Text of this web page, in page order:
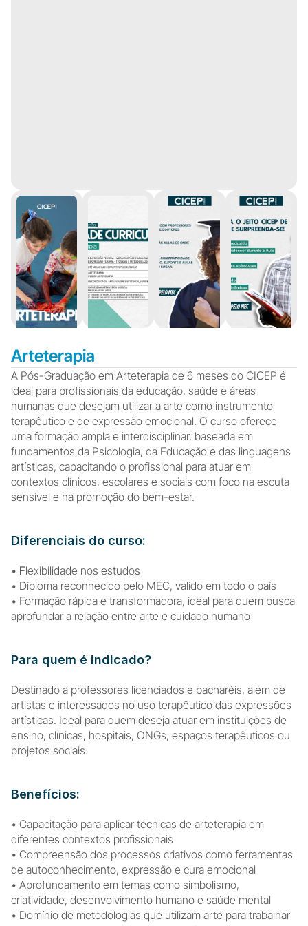
Arteterapia
A Pós-Graduação em Arteterapia de 6 meses do CICEP é
ideal para profissionais da educação, saúde e áreas
humanas que desejam utilizar a arte como instrumento
terapêutico e de expressão emocional. O curso oferece
uma formação ampla e interdisciplinar, baseada em
fundamentos da Psicologia, da Educação e das linguagens
artísticas, capacitando o profissional para atuar em
contextos clínicos, escolares e sociais com foco na escuta
sensível e na promoção do bem-estar.
Diferenciais do curso:
• Flexibilidade nos estudos
• Diploma reconhecido pelo MEC, válido em todo o país
• Formação rápida e transformadora, ideal para quem busca
aprofundar a relação entre arte e cuidado humano
Para quem é indicado?
Destinado a professores licenciados e bacharéis, além de
artistas e interessados no uso terapêutico das expressões
artísticas. Ideal para quem deseja atuar em instituições de
ensino, clínicas, hospitais, ONGs, espaços terapêuticos ou
projetos sociais.
Benefícios:
• Capacitação para aplicar técnicas de arteterapia em
diferentes contextos profissionais
• Compreensão dos processos criativos como ferramentas
de autoconhecimento, expressão e cura emocional
• Aprofundamento em temas como simbolismo,
criatividade, desenvolvimento humano e saúde mental
• Domínio de metodologias que utilizam arte para trabalhar